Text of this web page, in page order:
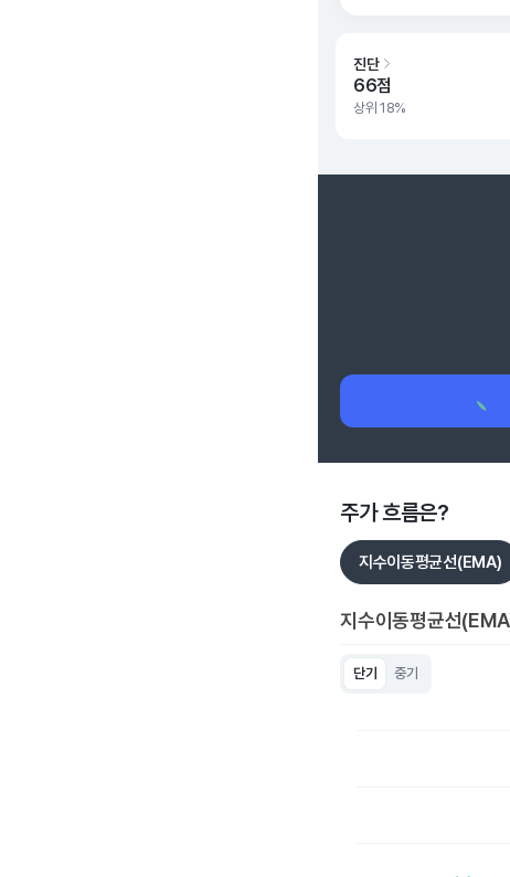
진단
66점
상위 18%
주가 흐름은?
지수이동평균선(EMA)
지수이동평균선
단기 중기
The chart has 1 X
The chart has 1 Y